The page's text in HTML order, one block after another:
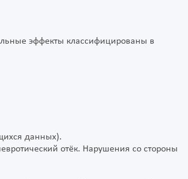
эффекты классифицированы в
данных).
отёк. Нарушения со стороны